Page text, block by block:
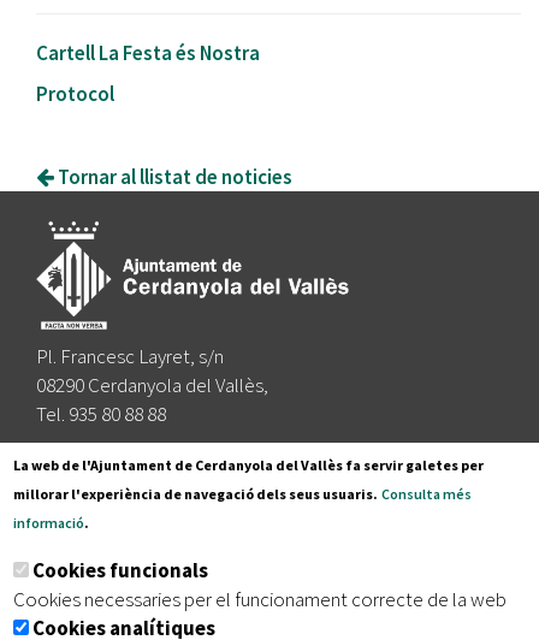
Cartell La Festa és Nostra
Protocol
Tornar al llistat de noticies
Pl. Francesc Layret, s/n
08290 Cerdanyola del Vallès,
Tel. 935 80 88 88
Segueix-nos a:
Subscriu-te al nostre butlletí
La web de l'Ajuntament de Cerdanyola del Vallès fa servir galetes per
millorar l'experiència de navegació dels seus usuaris. Consulta més
informació.
Cookies funcionals
Cookies necessaries per el funcionament correcte de la web
Cookies analítiques